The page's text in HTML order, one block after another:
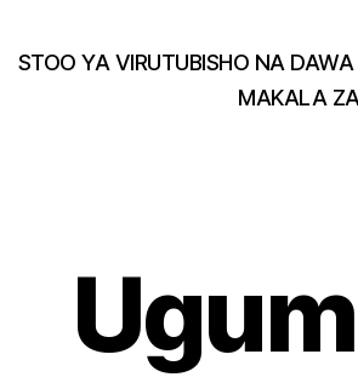
STOO YA VIRUTUBISHO NA DAWA
MAKALA